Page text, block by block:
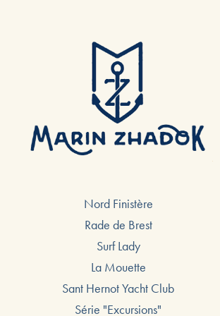
Nord Finistère
Rade de Brest
Surf Lady
La Mouette
Sant Hernot Yacht Club
Série "Excursions"